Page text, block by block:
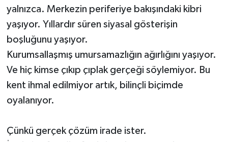
yalnızca. Merkezin periferiye bakışındaki kibri
yaşıyor. Yıllardır süren siyasal gösterişin
boşluğunu yaşıyor.
Kurumsallaşmış umursamazlığın ağırlığını yaşıyor.
Ve hiç kimse çıkıp çıplak gerçeği söylemiyor. Bu
kent ihmal edilmiyor artık, bilinçli biçimde
oyalanıyor.
Çünkü gerçek çözüm irade ister.